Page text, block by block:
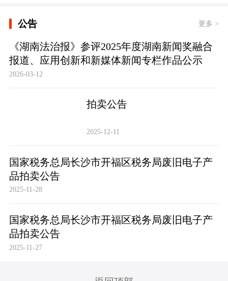
公告 更多 >
《湖南法治报》参评2025年度湖南新闻奖融合
报道、应用创新和新媒体新闻专栏作品公示
2026-03-12
拍卖公告
2025-12-11
国家税务总局长沙市开福区税务局废旧电子产
品拍卖公告
2025-11-28
国家税务总局长沙市开福区税务局废旧电子产
品拍卖公告
2025-11-27